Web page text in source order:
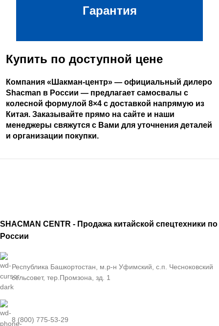
Гарантия
поломки, не связанные с неправильной
эксплуатацией техники.
Купить по доступной цене
Компания «Шакман-центр» — официальный дилеро
Shacman в России — предлагает самосвалы с
колесной формулой 8×4 с доставкой напрямую из
Китая. Заказывайте прямо на сайте и наши
менеджеры свяжутся с Вами для уточнения деталей
и организации покупки.
SHACMAN CENTR - Продажа китайской спецтехники по
России
Республика Башкортостан, м.р-н Уфимский, с.п. Чесноковский
сельсовет, тер.Промзона, зд. 1
8 (800) 775-53-29